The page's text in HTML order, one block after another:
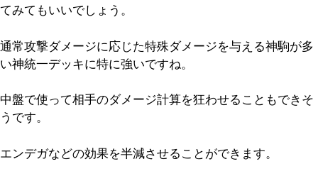
てみてもいいでしょう。
通常攻撃ダメージに応じた特殊ダメージを与える神駒が多
い神統一デッキに特に強いですね。
中盤で使って相手のダメージ計算を狂わせることもできそ
うです。
エンデガなどの効果を半減させることができます。